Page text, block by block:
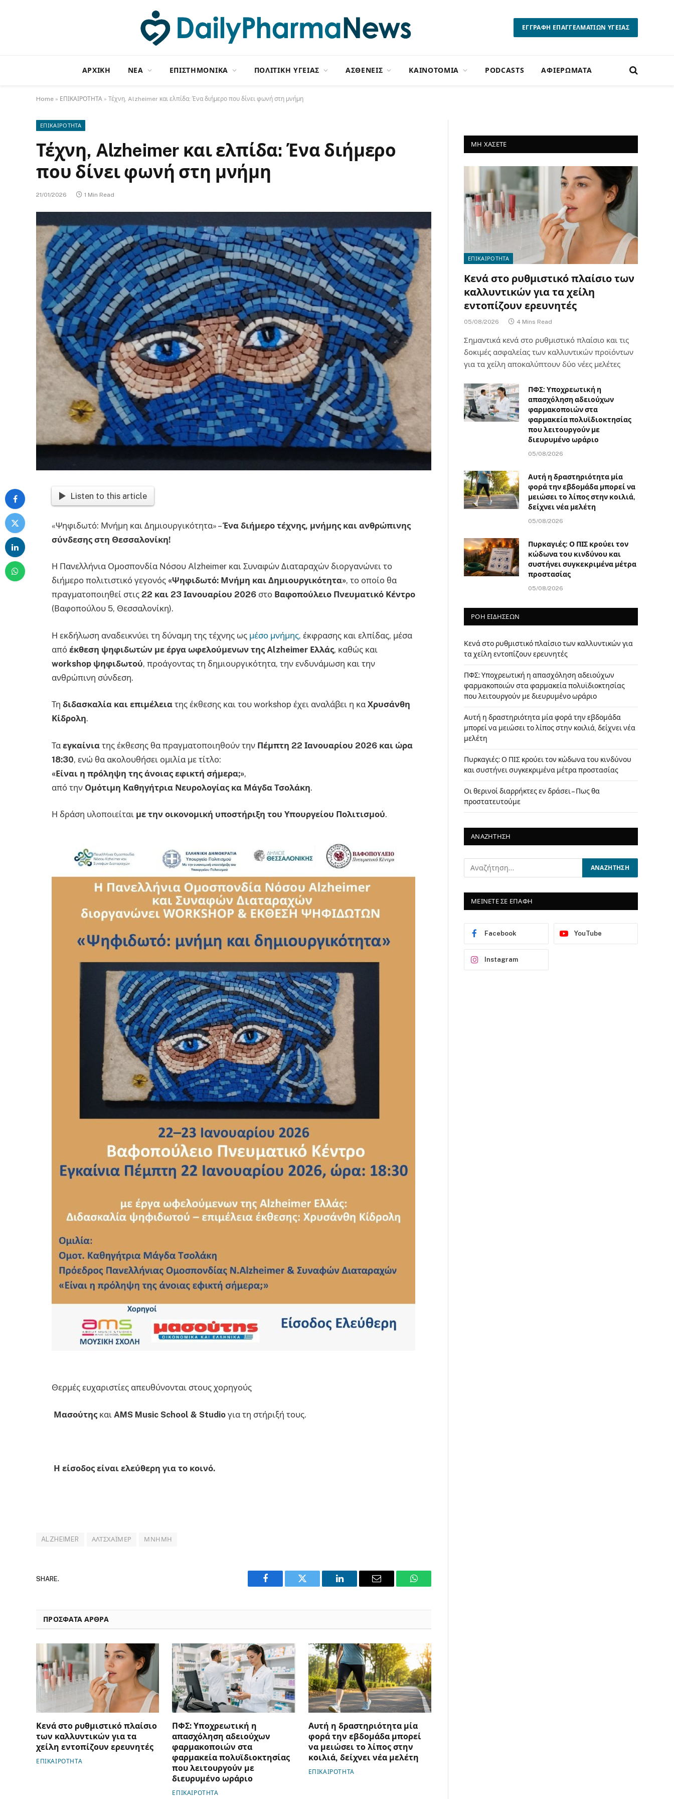
ΕΓΓΡΑΦΗ ΕΠΑΓΓΕΛΜΑΤΙΩΝ ΥΓΕΙΑΣ
ΑΡΧΙΚΗ NΕΑ ΕΠΙΣΤΗΜΟΝΙΚΑ ΠΟΛΙΤΙΚΗ ΥΓΕΙΑΣ ΑΣΘΕΝΕΙΣ ΚΑΙΝΟΤΟΜΙΑ PODCASTS ΑΦΙΕΡΩΜΑΤΑ
Home » ΕΠΙΚΑΙΡΟΤΗΤΑ » Τέχνη, Alzheimer και ελπίδα: Ένα διήμερο που δίνει φωνή στη μνήμη
ΕΠΙΚΑΙΡΟΤΗΤΑ
Τέχνη, Alzheimer και ελπίδα: Ένα διήμερο
που δίνει φωνή στη μνήμη
21/01/2026 1 Min Read
Listen to this article
«Ψηφιδωτό: Μνήμη και Δημιουργικότητα» –Ένα διήμερο τέχνης, μνήμης και ανθρώπινης
σύνδεσης στη Θεσσαλονίκη!
Η Πανελλήνια Ομοσπονδία Νόσου Alzheimer και Συναφών Διαταραχών διοργανώνει το
διήμερο πολιτιστικό γεγονός «Ψηφιδωτό: Μνήμη και Δημιουργικότητα», το οποίο θα
πραγματοποιηθεί στις 22 και 23 Ιανουαρίου 2026 στο Βαφοπούλειο Πνευματικό Κέντρο
(Βαφοπούλου 5, Θεσσαλονίκη).
Η εκδήλωση αναδεικνύει τη δύναμη της τέχνης ως μέσο μνήμης, έκφρασης και ελπίδας, μέσα
από έκθεση ψηφιδωτών με έργα ωφελούμενων της Alzheimer Ελλάς, καθώς και
workshop ψηφιδωτού, προάγοντας τη δημιουργικότητα, την ενδυνάμωση και την
ανθρώπινη σύνδεση.
Τη διδασκαλία και επιμέλεια της έκθεσης και του workshop έχει αναλάβει η κα Χρυσάνθη
Κίδρολη.
Τα εγκαίνια της έκθεσης θα πραγματοποιηθούν την Πέμπτη 22 Ιανουαρίου 2026 και ώρα
18:30, ενώ θα ακολουθήσει ομιλία με τίτλο:
«Είναι η πρόληψη της άνοιας εφικτή σήμερα;»,
από την Ομότιμη Καθηγήτρια Νευρολογίας κα Μάγδα Τσολάκη.
Η δράση υλοποιείται με την οικονομική υποστήριξη του Υπουργείου Πολιτισμού.
Θερμές ευχαριστίες απευθύνονται στους χορηγούς
Μασούτης και AMS Music School & Studio για τη στήριξή τους.
Η είσοδος είναι ελεύθερη για το κοινό.
ALZHEIMER ΑΛΤΣΧΆΙΜΕΡ ΜΝΉΜΗ
SHARE.
Facebook Twitter LinkedIn Email WhatsApp
ΠΡΟΣΦΑΤΑ ΑΡΘΡΑ
Κενά στο ρυθμιστικό πλαίσιο
των καλλυντικών για τα
χείλη εντοπίζουν ερευνητές
ΕΠΙΚΑΙΡΟΤΗΤΑ
ΠΦΣ: Υποχρεωτική η
απασχόληση αδειούχων
φαρμακοποιών στα
φαρμακεία πολυϊδιοκτησίας
που λειτουργούν με
διευρυμένο ωράριο
ΕΠΙΚΑΙΡΟΤΗΤΑ
Αυτή η δραστηριότητα μία
φορά την εβδομάδα μπορεί
να μειώσει το λίπος στην
κοιλιά, δείχνει νέα μελέτη
ΕΠΙΚΑΙΡΟΤΗΤΑ
ΜΗ ΧΑΣΕΤΕ
ΕΠΙΚΑΙΡΟΤΗΤΑ
Κενά στο ρυθμιστικό πλαίσιο των
καλλυντικών για τα χείλη
εντοπίζουν ερευνητές
05/08/2026 4 Mins Read
Σημαντικά κενά στο ρυθμιστικό πλαίσιο και τις
δοκιμές ασφαλείας των καλλυντικών προϊόντων
για τα χείλη αποκαλύπτουν δύο νέες μελέτες
ΠΦΣ: Υποχρεωτική η
απασχόληση αδειούχων
φαρμακοποιών στα
φαρμακεία πολυϊδιοκτησίας
που λειτουργούν με
διευρυμένο ωράριο
05/08/2026
Αυτή η δραστηριότητα μία
φορά την εβδομάδα μπορεί να
μειώσει το λίπος στην κοιλιά,
δείχνει νέα μελέτη
05/08/2026
Πυρκαγιές: Ο ΠΙΣ κρούει τον
κώδωνα του κινδύνου και
συστήνει συγκεκριμένα μέτρα
προστασίας
05/08/2026
ΡΟΗ ΕΙΔΗΣΕΩΝ
Κενά στο ρυθμιστικό πλαίσιο των καλλυντικών για
τα χείλη εντοπίζουν ερευνητές
ΠΦΣ: Υποχρεωτική η απασχόληση αδειούχων
φαρμακοποιών στα φαρμακεία πολυϊδιοκτησίας
που λειτουργούν με διευρυμένο ωράριο
Αυτή η δραστηριότητα μία φορά την εβδομάδα
μπορεί να μειώσει το λίπος στην κοιλιά, δείχνει νέα
μελέτη
Πυρκαγιές: Ο ΠΙΣ κρούει τον κώδωνα του κινδύνου
και συστήνει συγκεκριμένα μέτρα προστασίας
Οι θερινοί διαρρήκτες εν δράσει – Πως θα
προστατευτούμε
ΑΝΑΖΗΤΗΣΗ
ΜΕΙΝΕΤΕ ΣΕ ΕΠΑΦΗ
Facebook YouTube
Instagram